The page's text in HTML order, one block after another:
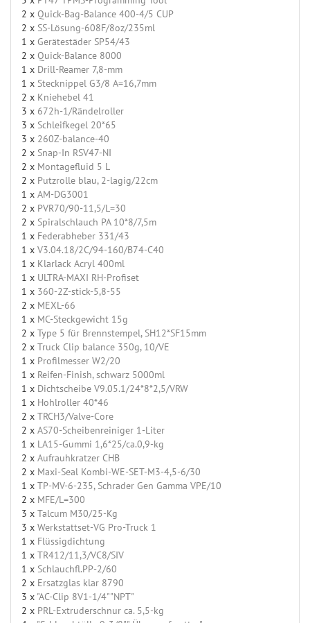
2 x Quick-Bag-Balance 400-4/5 CUP
2 x SS-Lösung-608F/8oz/235ml
1 x Gerätestäder SP54/43
2 x Quick-Balance 8000
1 x Drill-Reamer 7,8-mm
1 x Stecknippel G3/8 A=16,7mm
2 x Kniehebel 41
3 x 672h-1/Rändelroller
3 x Schleifkegel 20*65
3 x 260Z-balance-40
2 x Snap-In RSV47-NI
2 x Montagefluid 5 L
2 x Putzrolle blau, 2-lagig/22cm
1 x AM-DG3001
2 x PVR70/90-11,5/L=30
2 x Spiralschlauch PA 10*8/7,5m
1 x Federabheber 331/43
1 x V3.04.18/2C/94-160/B74-C40
1 x Klarlack Acryl 400ml
1 x ULTRA-MAXI RH-Profiset
1 x 360-2Z-stick-5,8-55
2 x MEXL-66
1 x MC-Steckgewicht 15g
2 x Type 5 für Brennstempel, SH12*SF15mm
2 x Truck Clip balance 350g, 10/VE
1 x Profilmesser W2/20
1 x Reifen-Finish, schwarz 5000ml
1 x Dichtscheibe V9.05.1/24*8*2,5/VRW
1 x Hohlroller 40*46
2 x TRCH3/Valve-Core
2 x AS70-Scheibenreiniger 1-Liter
1 x LA15-Gummi 1,6*25/ca.0,9-kg
2 x Aufrauhkratzer CHB
2 x Maxi-Seal Kombi-WE-SET-M3-4,5-6/30
1 x TP-MV-6-235, Schrader Gen Gamma VPE/10
2 x MFE/L=300
3 x Talcum M30/25-Kg
3 x Werkstattset-VG Pro-Truck 1
1 x Flüssigdichtung
1 x TR412/11,3/VC8/SIV
1 x Schlauchfl.PP-2/60
2 x Ersatzglas klar 8790
3 x "AC-Clip 8V1-1/4""NPT"
2 x PRL-Extruderschnur ca. 5,5-kg